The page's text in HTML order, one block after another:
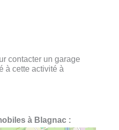
contacter un garage
à cette activité à
à Blagnac :